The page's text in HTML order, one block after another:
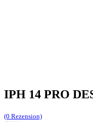
IPH 14 PRO
(0 Rezension)